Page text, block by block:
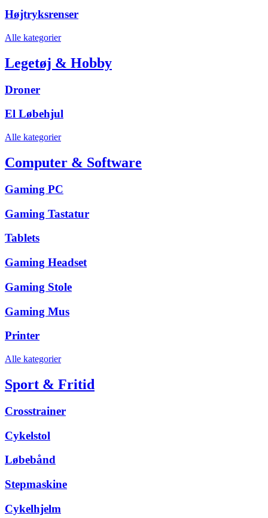
Højtryksrenser
Alle kategorier
Legetøj & Hobby
Droner
El Løbehjul
Alle kategorier
Computer & Software
Gaming PC
Gaming Tastatur
Tablets
Gaming Headset
Gaming Stole
Gaming Mus
Printer
Alle kategorier
Sport & Fritid
Crosstrainer
Cykelstol
Løbebånd
Stepmaskine
Cykelhjelm